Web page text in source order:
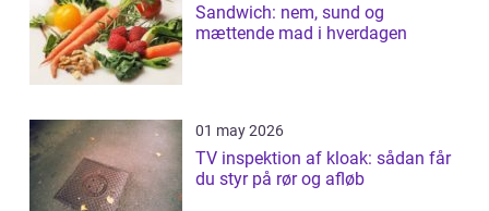
Sandwich: nem, sund og
mættende mad i hverdagen
01 may 2026
TV inspektion af kloak: sådan får
du styr på rør og afløb